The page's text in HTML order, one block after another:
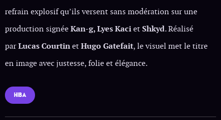
refrain explosif qu’ils versent sans modération sur une
production signéeKan-g, Lyes KacietShkyd. Réalisé
parLucas CourtinetHugo Gatefait, le visuel met le titre
en image avec justesse, folie et élégance.
HIBA